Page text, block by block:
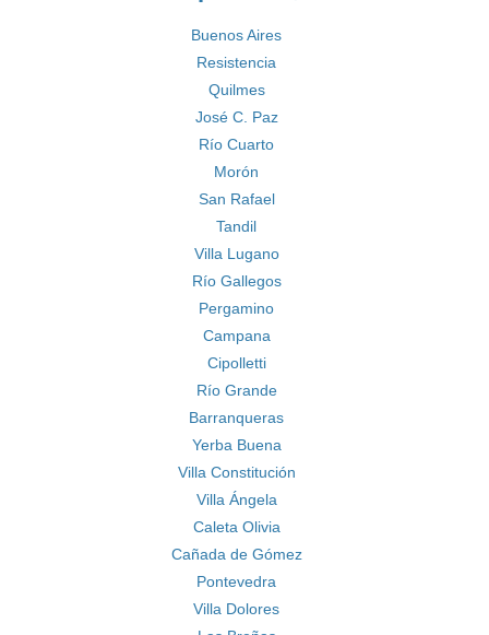
Buenos Aires
Resistencia
Quilmes
José C. Paz
Río Cuarto
Morón
San Rafael
Tandil
Villa Lugano
Río Gallegos
Pergamino
Campana
Cipolletti
Río Grande
Barranqueras
Yerba Buena
Villa Constitución
Villa Ángela
Caleta Olivia
Cañada de Gómez
Pontevedra
Villa Dolores